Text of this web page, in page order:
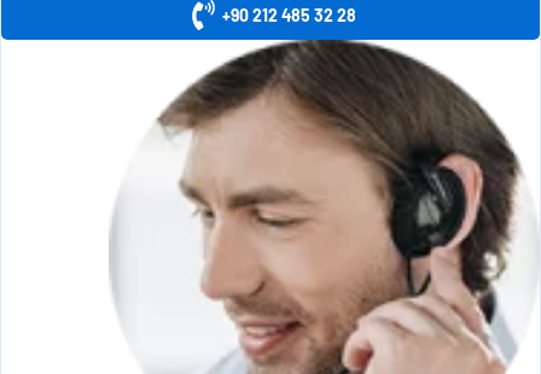
+90 212 485 32 28